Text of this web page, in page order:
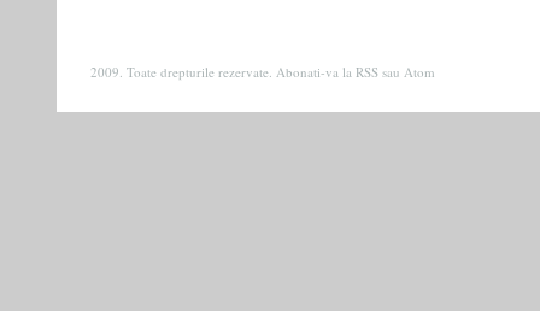
2009. Toate drepturile rezervate. Abonati-va la RSS sau Atom